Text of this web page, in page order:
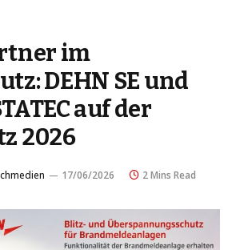
im
DEHN SE und
auf der
2026
17/06/2026 2 Mins Read